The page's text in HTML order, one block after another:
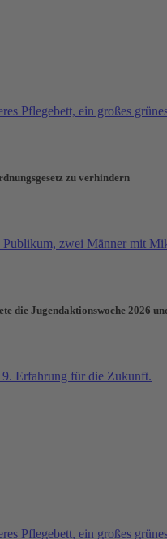
zu verhindern
die Jugendaktionswoche 2026